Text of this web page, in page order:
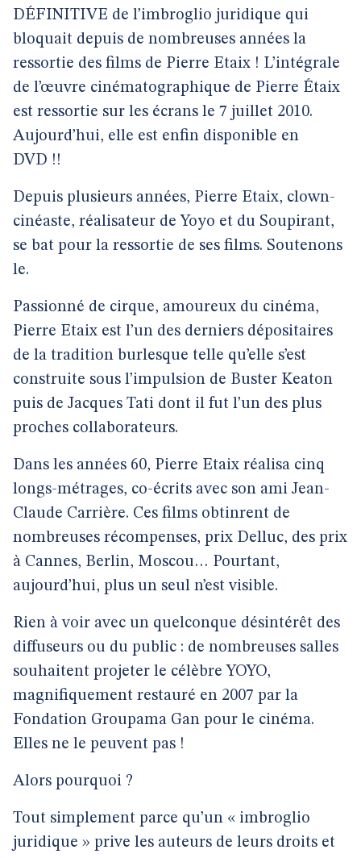
DÉFINITIVE de l’imbroglio juridique qui
bloquait depuis de nombreuses années la
ressortie des films de Pierre Etaix ! L’intégrale
de l’œuvre cinématographique de Pierre Étaix
est ressortie sur les écrans le 7 juillet 2010.
Aujourd’hui, elle est enfin disponible en
DVD !!
Depuis plusieurs années, Pierre Etaix, clown-
cinéaste, réalisateur de Yoyo et du Soupirant,
se bat pour la ressortie de ses films. Soutenons
le.
Passionné de cirque, amoureux du cinéma,
Pierre Etaix est l’un des derniers dépositaires
de la tradition burlesque telle qu’elle s’est
construite sous l’impulsion de Buster Keaton
puis de Jacques Tati dont il fut l’un des plus
proches collaborateurs.
Dans les années 60, Pierre Etaix réalisa cinq
longs-métrages, co-écrits avec son ami Jean-
Claude Carrière. Ces films obtinrent de
nombreuses récompenses, prix Delluc, des prix
à Cannes, Berlin, Moscou… Pourtant,
aujourd’hui, plus un seul n’est visible.
Rien à voir avec un quelconque désintérêt des
diffuseurs ou du public : de nombreuses salles
souhaitent projeter le célèbre YOYO,
magnifiquement restauré en 2007 par la
Fondation Groupama Gan pour le cinéma.
Elles ne le peuvent pas !
Alors pourquoi ?
Tout simplement parce qu’un « imbroglio
juridique » prive les auteurs de leurs droits et